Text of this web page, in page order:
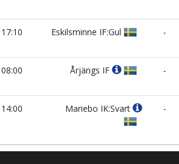
17:10 Eskilsminne IF:Gul -
08:00 Årjängs IF -
14:00 Mariebo IK:Svart -